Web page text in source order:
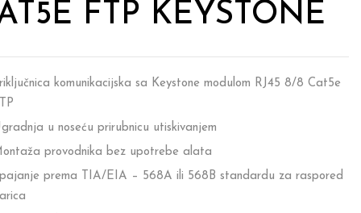
FTP KEYSTONE
komunikacijska sa Keystone modulom RJ45 8/8 Cat5e
u noseću prirubnicu utiskivanjem
provodnika bez upotrebe alata
prema TIA/EIA – 568A ili 568B standardu za raspored